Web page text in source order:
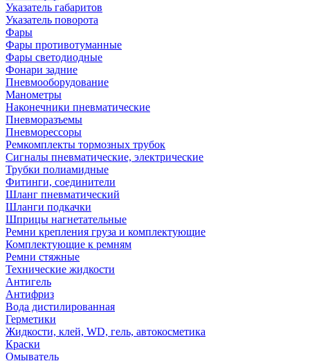
Указатель габаритов
Указатель поворота
Фары
Фары противотуманные
Фары светодиодные
Фонари задние
Пневмооборудование
Манометры
Наконечники пневматические
Пневморазъемы
Пневморессоры
Ремкомплекты тормозных трубок
Сигналы пневматические, электрические
Трубки полиамидные
Фитинги, соединители
Шланг пневматический
Шланги подкачки
Шприцы нагнетательные
Ремни крепления груза и комплектующие
Комплектующие к ремням
Ремни стяжные
Технические жидкости
Антигель
Антифриз
Вода дистилированная
Герметики
Жидкости, клей, WD, гель, автокосметика
Краски
Омыватель